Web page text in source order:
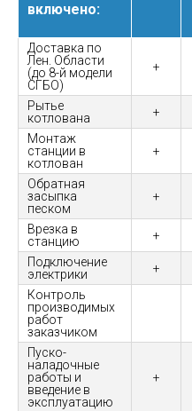
включено:
Доставка по
Лен. Области
(до 8-й модели
СГБО)
+
Рытье
котлована
+
Монтаж
станции в
котлован
+
Обратная
засыпка
песком
+
Врезка в
станцию
+
Подключение
электрики
+
Контроль
производимых
работ
заказчиком
Пуско-
наладочные
работы и
введение в
эксплуатацию
+